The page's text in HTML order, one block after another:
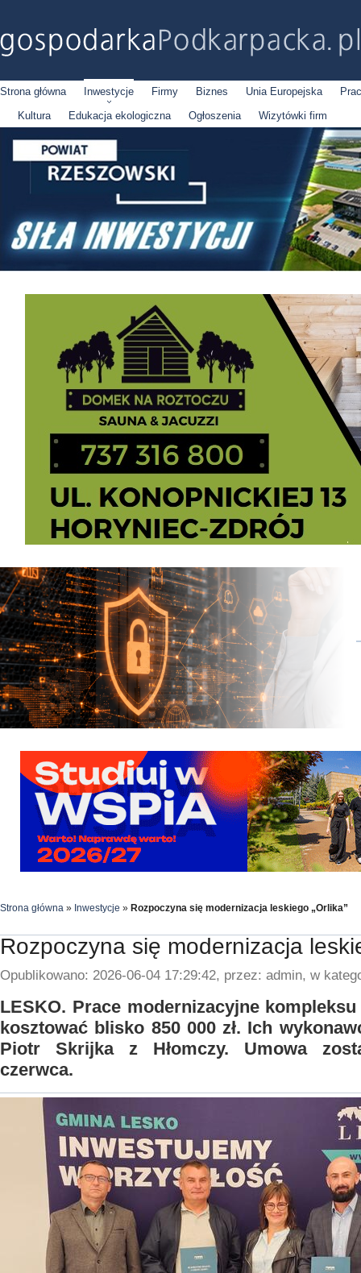
Strona główna Inwestycje Firmy Biznes Unia Europejska
Kultura
Edukacja ekologiczna Ogłoszenia Wizytówki firm
Strona główna » Inwestycje » Rozpoczyna się modernizacja leskiego „Orlika”
Rozpoczyna się modernizacja
Opublikowano: 2026-06-04 17:29:42, przez: admin, w
LESKO. Prace modernizacyjne
kosztować blisko 850 000 zł. Ich
Piotr Skrijka z Hłomczy. Umowa
czerwca.